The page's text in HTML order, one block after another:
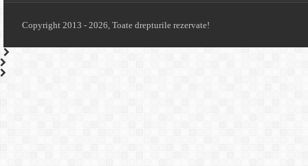
© Copyright 2013 - 2026, Toate drepturile rezervate!